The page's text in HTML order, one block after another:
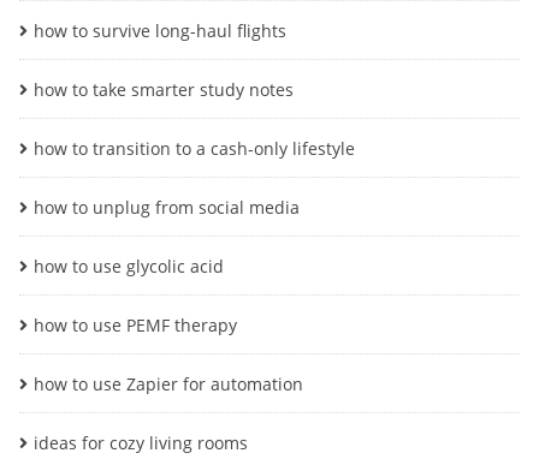
how to survive long-haul flights
how to take smarter study notes
how to transition to a cash-only lifestyle
how to unplug from social media
how to use glycolic acid
how to use PEMF therapy
how to use Zapier for automation
ideas for cozy living rooms